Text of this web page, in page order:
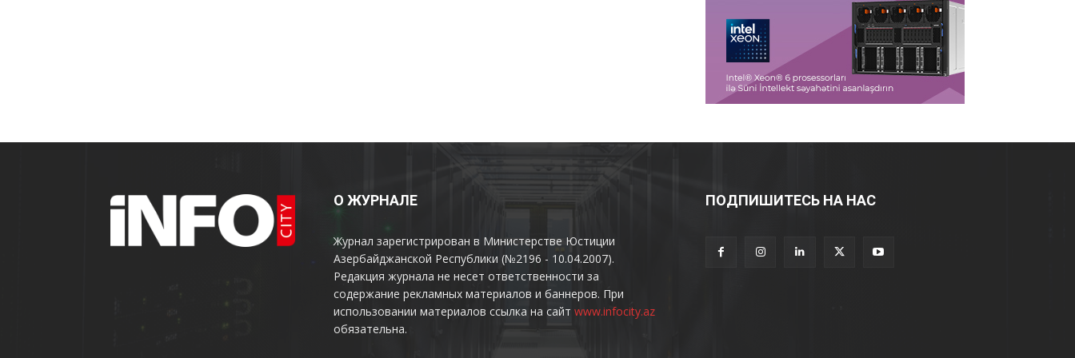
О ЖУРНАЛЕ
Журнал зарегистрирован в Министерстве Юстиции
Азербайджанской Республики (№2196 - 10.04.2007).
Редакция журнала не несет ответственности за
содержание рекламных материалов и баннеров. При
использовании материалов ссылка на сайт www.infocity.az
обязательна.
ПОДПИШИТЕСЬ НА НАС